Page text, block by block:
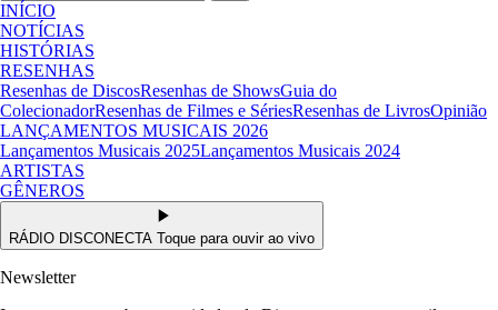
INÍCIO
NOTÍCIAS
HISTÓRIAS
RESENHAS
Resenhas de DiscosResenhas de ShowsGuia do
ColecionadorResenhas de Filmes e SériesResenhas de LivrosOpinião
LANÇAMENTOS MUSICAIS 2026
Lançamentos Musicais 2025Lançamentos Musicais 2024
ARTISTAS
GÊNEROS
RÁDIO DISCONECTA Toque para ouvir ao vivo
Newsletter